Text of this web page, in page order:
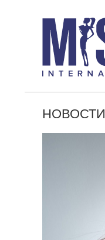
НОВОСТИ